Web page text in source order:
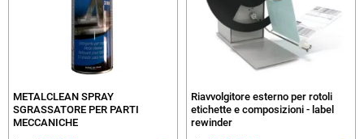
METALCLEAN SPRAY
SGRASSATORE PER PARTI
MECCANICHE
Riavvolgitore esterno per rotoli
etichette e composizioni - label
rewinder